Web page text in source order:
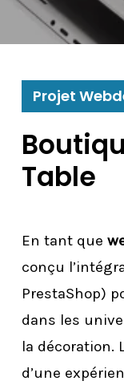
Projet
Table
En tant que
conçu
PrestaShop)
dans les
la décoration.
d’une